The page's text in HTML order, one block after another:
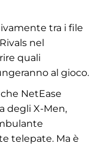
tra i file
nel
quali
al gioco.
NetEase
degli X-Men,
telepate. Ma è